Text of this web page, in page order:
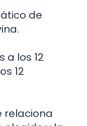
de
a los 12
12
relaciona